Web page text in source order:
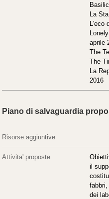
La
L'eco
aprile
The
The
La
2016
Piano di salvaguardia
Risorse aggiuntive
Attivita' proposte
il
dei